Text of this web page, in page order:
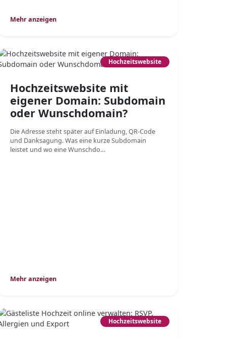
Mehr anzeigen
Hochzeitswebsite
Hochzeitswebsite mit
eigener Domain: Subdomain
oder Wunschdomain?
Die Adresse steht später auf Einladung, QR-Code
und Danksagung. Was eine kurze Subdomain
leistet und wo eine Wunschdo...
Mehr anzeigen
Hochzeitswebsite